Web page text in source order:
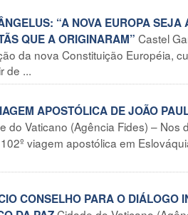
“A NOVA EUROPA
QUE A ORIGINARAM” Castel
da nova Constituição Européia,
de ...
APOSTÓLICA DE JOÃO
do Vaticano (Agência Fides) –
viagem apostólica em
CONSELHO PARA O DIÁLOGO